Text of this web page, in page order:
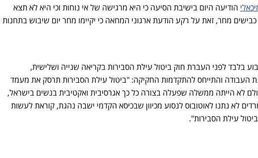
הודיעה היום בישיבת הסיעה כי היא מרגישה של אי נוחות וכי היא לא תצא
מחר, זאת על רקע הודעת ארגוני המחאה כי יקיימו מחר יום שיבוש בתחנות
בלבד לפני העברת חוק ביטול עילת הסבירות בקריאה שנייה ושלישית,
העבודה והתייחס להתקדמות החקיקה: "ביטול עילת הסבירות תרסק את מעמד
לא הייתה ממשלה שפעלה בצורה כל כך אגרסיבית ואקטיבית בנשים בישראל,
לא נתנו לאוטובוס לנסוע מכיוון שבכיסא הקדמי ישבה נהגת, קוראת לעשות
עילת הסבירות".